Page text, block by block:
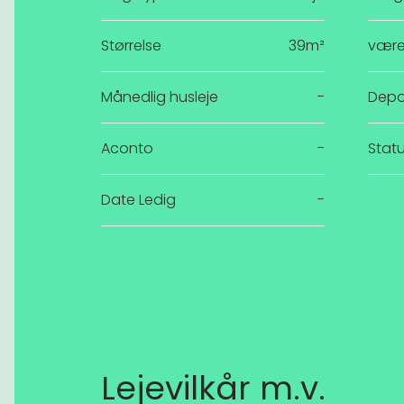
Størrelse 39m²
Månedlig husleje -
Aconto -
Date Ledig -
Lejevilkår m.v.